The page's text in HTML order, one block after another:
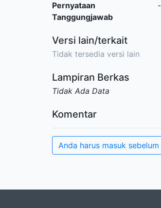
Pernyataan
Tanggungjawab
-
Versi lain/terkait
Tidak tersedia versi lain
Lampiran Berkas
Tidak Ada Data
Komentar
Anda harus masuk